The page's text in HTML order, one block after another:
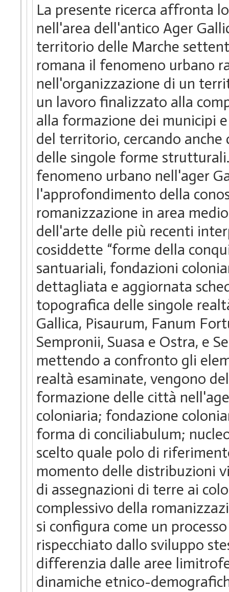
La presente ricerca affronta
nell'area dell'antico Ager
territorio delle Marche
romana il fenomeno urbano
nell'organizzazione di un
un lavoro finalizzato alla
alla formazione dei municipi
del territorio, cercando
delle singole forme
fenomeno urbano nell'ager
l'approfondimento della
romanizzazione in area
dell'arte delle più recenti
cosiddette “forme della
santuariali, fondazioni
dettagliata e aggiornata
topografica delle singole
Gallica, Pisaurum, Fanum
Sempronii, Suasa e Ostra, e
mettendo a confronto gli
realtà esaminate, vengono
formazione delle città
coloniaria; fondazione
forma di conciliabulum;
scelto quale polo di
momento delle distribuzioni
di assegnazioni di terre ai
complessivo della
si configura come un
rispecchiato dallo sviluppo
differenzia dalle aree
dinamiche etnico-